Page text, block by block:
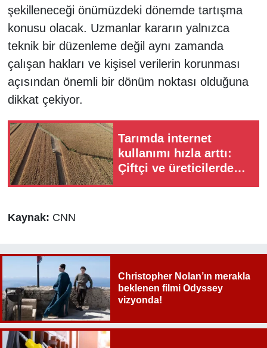
şekilleneceği önümüzdeki dönemde tartışma
konusu olacak. Uzmanlar kararın yalnızca
teknik bir düzenleme değil aynı zamanda
çalışan hakları ve kişisel verilerin korunması
açısından önemli bir dönüm noktası olduğuna
dikkat çekiyor.
Tarımda internet
kullanımı hızla arttı:
Çiftçi ve üreticilerde
Kaynak: CNN
Christopher Nolan’ın merakla
beklenen filmi Odyssey
vizyonda!